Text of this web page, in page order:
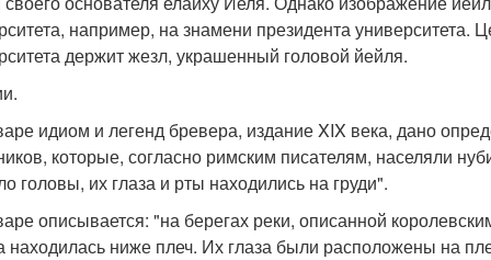
например, на знамени президента
держит жезл, украшенный головой йейля.
идиом и легенд бревера, издание XIX века, дано
которые, согласно римским писателям, населяли
головы, их глаза и рты находились на груди".
описывается: "на берегах реки, описанной
находилась ниже плеч. Их глаза были расположены на